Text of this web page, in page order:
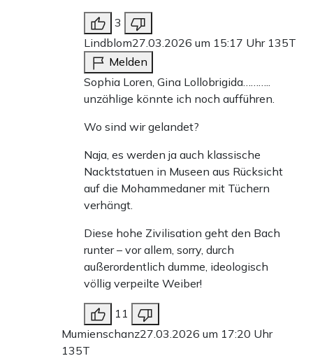
3
Lindblom27.03.2026 um 15:17 Uhr 135T
Melden
Sophia Loren, Gina Lollobrigida………..
unzählige könnte ich noch aufführen.
Wo sind wir gelandet?
Naja, es werden ja auch klassische
Nacktstatuen in Museen aus Rücksicht
auf die Mohammedaner mit Tüchern
verhängt.
Diese hohe Zivilisation geht den Bach
runter – vor allem, sorry, durch
außerordentlich dumme, ideologisch
völlig verpeilte Weiber!
11
Mumienschanz27.03.2026 um 17:20 Uhr
135T